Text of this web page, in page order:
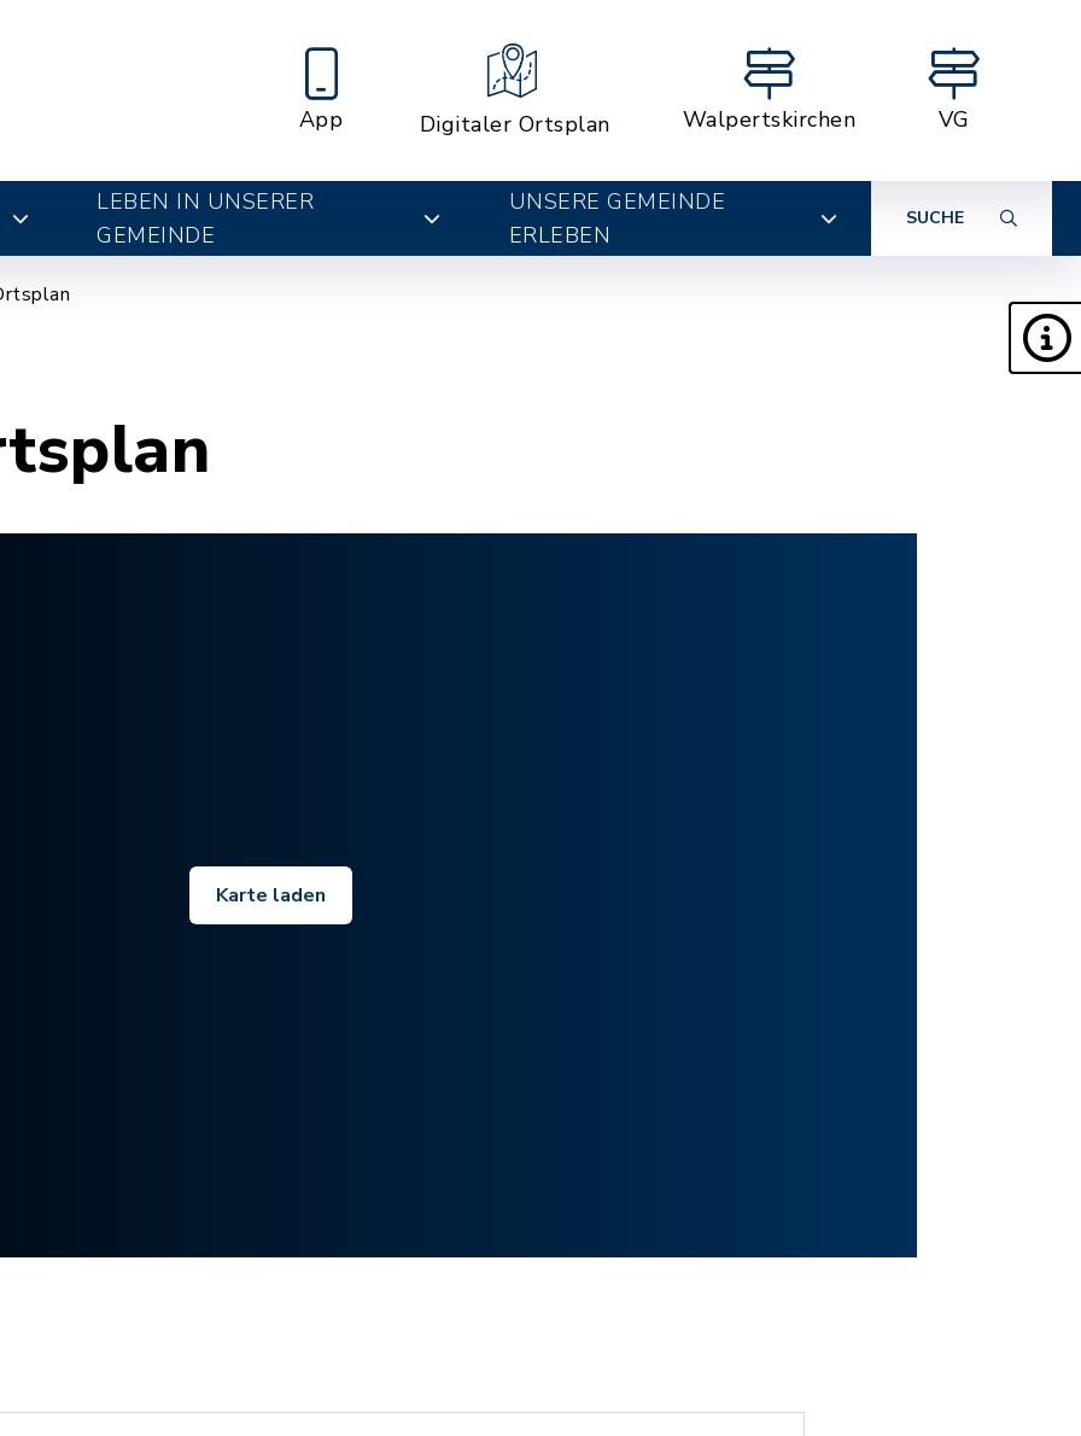
App Digitaler Ortsplan Walpertskirchen VG
LEBEN IN UNSERER
GEMEINDE
UNSERE GEMEINDE
ERLEBEN
SUCHE
Karte laden